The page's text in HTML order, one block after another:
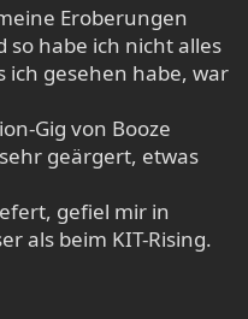
Eroberungen
so habe ich nicht alles
ich gesehen habe, war
Gig von Booze
geärgert, etwas
gefiel mir in
als beim KIT-Rising.